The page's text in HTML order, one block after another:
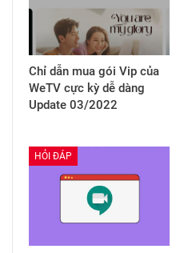
Chỉ dẫn mua gói Vip của
WeTV cực kỳ dễ dàng
Update 03/2022
HỎI ĐÁP